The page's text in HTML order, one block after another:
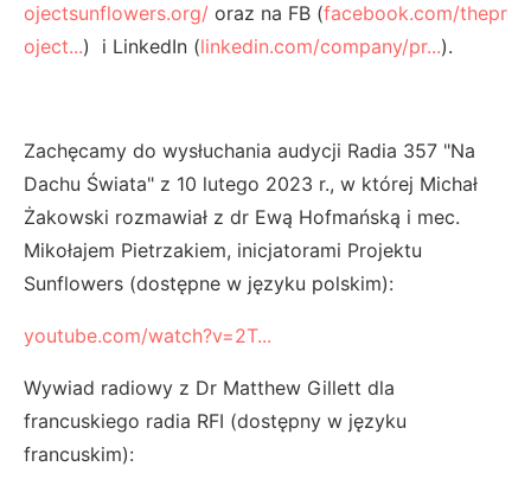
ojectsunflowers.org/ oraz na FB (facebook.com/thepr
oject...) i LinkedIn (linkedin.com/company/pr...).
Zachęcamy do wysłuchania audycji Radia 357 "Na
Dachu Świata" z 10 lutego 2023 r., w której Michał
Żakowski rozmawiał z dr Ewą Hofmańską i mec.
Mikołajem Pietrzakiem, inicjatorami Projektu
Sunflowers (dostępne w języku polskim):
youtube.com/watch?v=2T...
Wywiad radiowy z Dr Matthew Gillett dla
francuskiego radia RFI (dostępny w języku
francuskim):